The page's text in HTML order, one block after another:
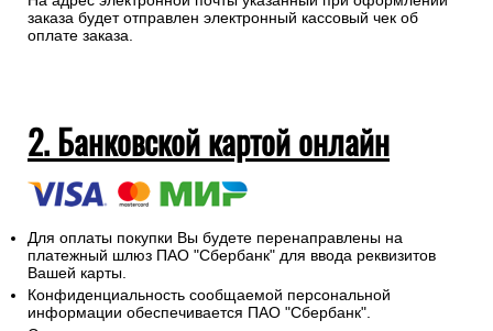
заказа будет отправлен электронный кассовый чек об
оплате заказа.
2. Банковской картой онлайн
Для оплаты покупки Вы будете перенаправлены на
платежный шлюз ПАО "Сбербанк" для ввода реквизитов
Вашей карты.
Конфиденциальность сообщаемой персональной
информации обеспечивается ПАО "Сбербанк".